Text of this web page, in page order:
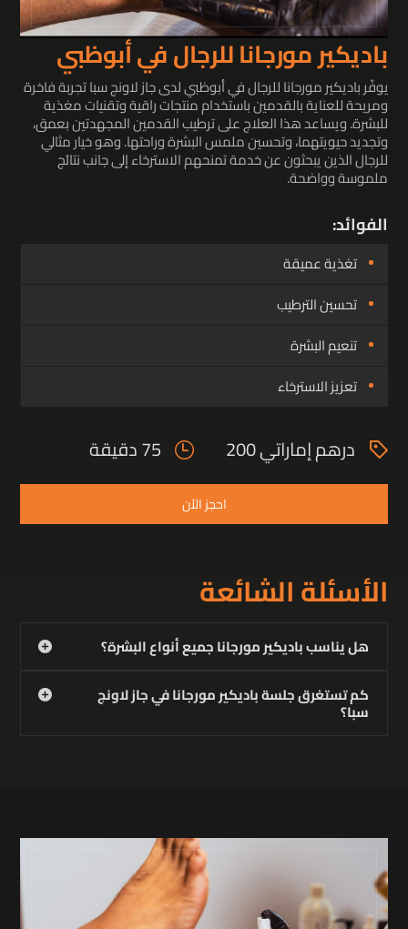
باديكير مورجانا للرجال في أبوظبي
يوفّر باديكير مورجانا للرجال في أبوظبي لدى جاز لاونج سبا تجربة فاخرة
ومريحة للعناية بالقدمين باستخدام منتجات راقية وتقنيات مغذية
للبشرة. ويساعد هذا العلاج على ترطيب القدمين المجهدتين بعمق،
وتجديد حيويتهما، وتحسين ملمس البشرة وراحتها. وهو خيار مثالي
للرجال الذين يبحثون عن خدمة تمنحهم الاسترخاء إلى جانب نتائج
ملموسة وواضحة.
الفوائد:
تغذية عميقة
تحسين الترطيب
تنعيم البشرة
تعزيز الاسترخاء
درهم إماراتي 200 75 دقيقة
احجز الآن
الأسئلة الشائعة
هل يناسب باديكير مورجانا جميع أنواع البشرة؟
كم تستغرق جلسة باديكير مورجانا في جاز لاونج
سبا؟